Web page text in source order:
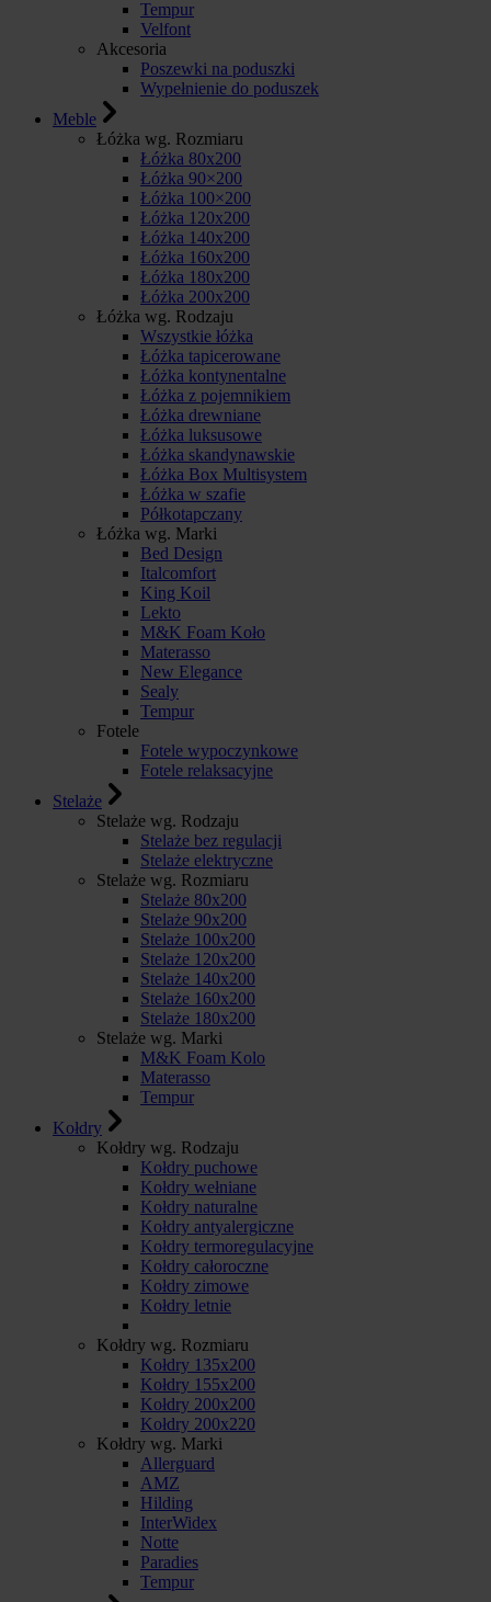
Tempur
Velfont
Akcesoria
Poszewki na poduszki
Wypełnienie do poduszek
Meble
Łóżka wg. Rozmiaru
Łóżka 80x200
Łóżka 90×200
Łóżka 100×200
Łóżka 120x200
Łóżka 140x200
Łóżka 160x200
Łóżka 180x200
Łóżka 200x200
Łóżka wg. Rodzaju
Wszystkie łóżka
Łóżka tapicerowane
Łóżka kontynentalne
Łóżka z pojemnikiem
Łóżka drewniane
Łóżka luksusowe
Łóżka skandynawskie
Łóżka Box Multisystem
Łóżka w szafie
Półkotapczany
Łóżka wg. Marki
Bed Design
Italcomfort
King Koil
Lekto
M&K Foam Koło
Materasso
New Elegance
Sealy
Tempur
Fotele
Fotele wypoczynkowe
Fotele relaksacyjne
Stelaże
Stelaże wg. Rodzaju
Stelaże bez regulacji
Stelaże elektryczne
Stelaże wg. Rozmiaru
Stelaże 80x200
Stelaże 90x200
Stelaże 100x200
Stelaże 120x200
Stelaże 140x200
Stelaże 160x200
Stelaże 180x200
Stelaże wg. Marki
M&K Foam Kolo
Materasso
Tempur
Kołdry
Kołdry wg. Rodzaju
Kołdry puchowe
Kołdry wełniane
Kołdry naturalne
Kołdry antyalergiczne
Kołdry termoregulacyjne
Kołdry całoroczne
Kołdry zimowe
Kołdry letnie
Kołdry wg. Rozmiaru
Kołdry 135x200
Kołdry 155x200
Kołdry 200x200
Kołdry 200x220
Kołdry wg. Marki
Allerguard
AMZ
Hilding
InterWidex
Notte
Paradies
Tempur